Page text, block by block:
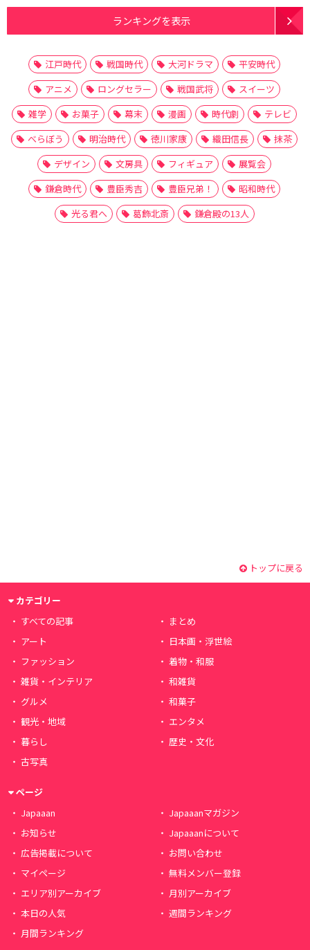
ランキングを表示
江戸時代 戦国時代 大河ドラマ
平安時代
アニメ
ロングセラー 戦国武将
スイーツ
雑学
お菓子 幕末 漫画 時代劇
テレビ
べらぼう
明治時代 徳川家康 織田信長
抹茶
デザイン
文房具 フィギュア
展覧会
鎌倉時代
豊臣秀吉 豊臣兄弟！
昭和時代
光る君へ
葛飾北斎 鎌倉殿の13人
トップに戻る
カテゴリー
すべての記事
まとめ
アート
日本画・浮世絵
ファッション
着物・和服
雑貨・インテリア
和雑貨
グルメ
和菓子
観光・地域
エンタメ
暮らし
歴史・文化
古写真
ページ
Japaaan
Japaaanマガジン
お知らせ
Japaaanについて
広告掲載について
お問い合わせ
マイページ
無料メンバー登録
エリア別アーカイブ
月別アーカイブ
本日の人気
週間ランキング
月間ランキング